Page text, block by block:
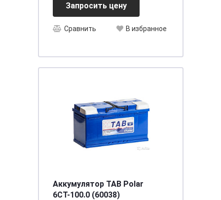
Запросить цену
Сравнить В избранное
Аккумулятор TAB Polar
6СТ-100.0 (60038)